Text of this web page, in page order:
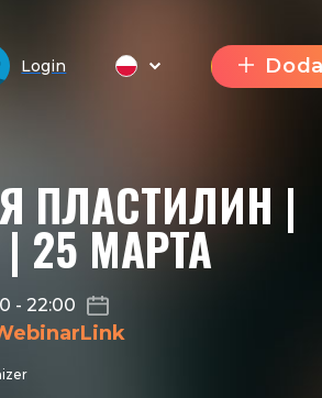
Login
ПЛАСТИЛИН |
25 МАРТА
- 22:00